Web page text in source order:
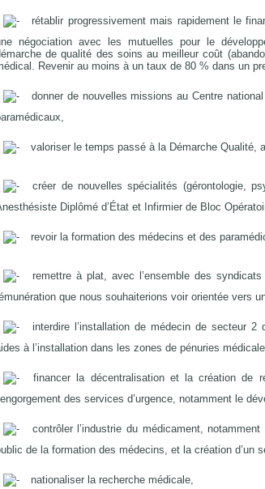
rétablir progressivement mais rapidement le
négociation avec les mutuelles pour le
de qualité des soins au meilleur coût
Revenir au moins à un taux de 80 % dans un
donner de nouvelles missions au Centre
valoriser le temps passé à la Démarche Qualité,
créer de nouvelles spécialités (gérontologie,
Diplômé d’État et Infirmier de Bloc
revoir la formation des médecins et des
remettre à plat, avec l’ensemble des
que nous souhaiterions voir orientée vers
interdire l’installation de médecin de secteur
à l’installation dans les zones de pénuries
financer la décentralisation et la création de
des services d’urgence, notamment le
contrôler l’industrie du médicament,
de la formation des médecins, et la création d’un
nationaliser la recherche médicale,